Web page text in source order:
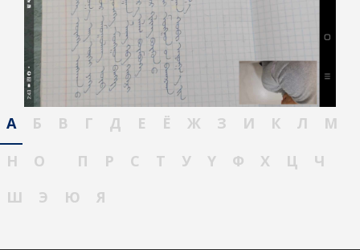
А Б В Г Д Е Ё Ж З И К Л
М
Н
О П Р С Т У Ү Ф Х Ц
Ч
Ш
Э Ю Я